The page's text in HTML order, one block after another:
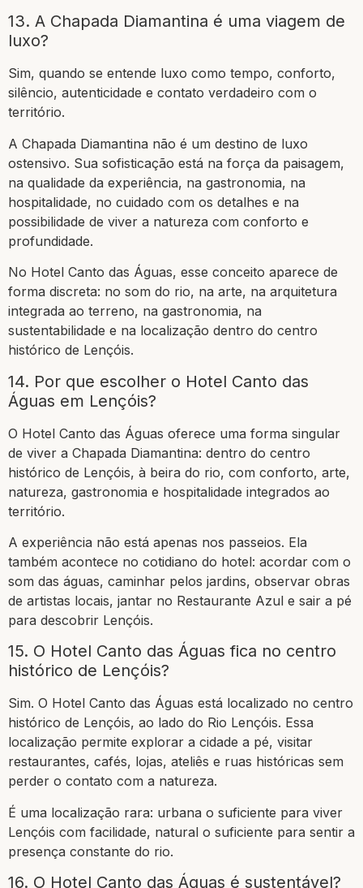
13. A Chapada Diamantina é uma viagem de
luxo?
Sim, quando se entende luxo como tempo, conforto,
silêncio, autenticidade e contato verdadeiro com o
território.
A Chapada Diamantina não é um destino de luxo
ostensivo. Sua sofisticação está na força da paisagem,
na qualidade da experiência, na gastronomia, na
hospitalidade, no cuidado com os detalhes e na
possibilidade de viver a natureza com conforto e
profundidade.
No Hotel Canto das Águas, esse conceito aparece de
forma discreta: no som do rio, na arte, na arquitetura
integrada ao terreno, na gastronomia, na
sustentabilidade e na localização dentro do centro
histórico de Lençóis.
14. Por que escolher o Hotel Canto das
Águas em Lençóis?
O Hotel Canto das Águas oferece uma forma singular
de viver a Chapada Diamantina: dentro do centro
histórico de Lençóis, à beira do rio, com conforto, arte,
natureza, gastronomia e hospitalidade integrados ao
território.
A experiência não está apenas nos passeios. Ela
também acontece no cotidiano do hotel: acordar com o
som das águas, caminhar pelos jardins, observar obras
de artistas locais, jantar no Restaurante Azul e sair a pé
para descobrir Lençóis.
15. O Hotel Canto das Águas fica no centro
histórico de Lençóis?
Sim. O Hotel Canto das Águas está localizado no centro
histórico de Lençóis, ao lado do Rio Lençóis. Essa
localização permite explorar a cidade a pé, visitar
restaurantes, cafés, lojas, ateliês e ruas históricas sem
perder o contato com a natureza.
É uma localização rara: urbana o suficiente para viver
Lençóis com facilidade, natural o suficiente para sentir a
presença constante do rio.
16. O Hotel Canto das Águas é sustentável?